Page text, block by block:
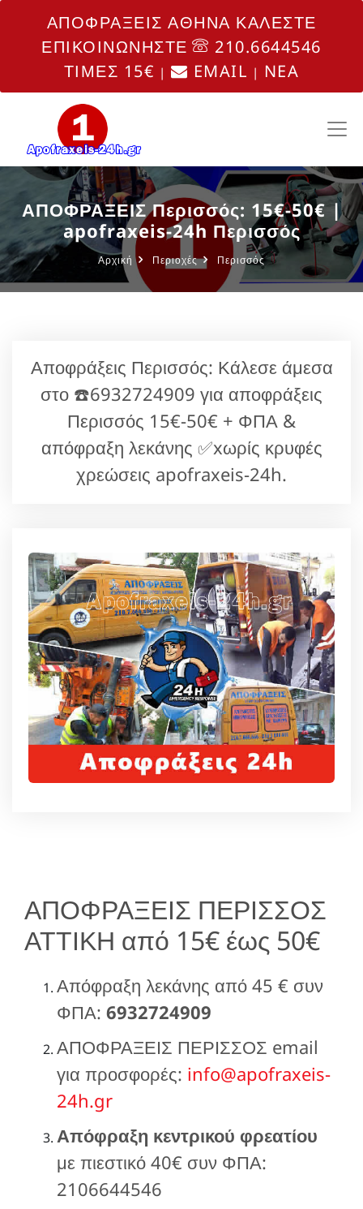
ΑΠΟΦΡΑΞΕΙΣ ΑΘΗΝΑ ΚΑΛΕΣΤΕ
ΕΠΙΚΟΙΝΩΝΗΣΤΕ
210.6644546
ΤΙΜΕΣ 15€ | EMAIL | NEA
ΑΠΟΦΡΑΞΕΙΣ Περισσός: 15€-50€ |
apofraxeis-24h Περισσός
Αρχική Περιοχές Περισσός
Αποφράξεις Περισσός: Κάλεσε άμεσα
στο ☎️6932724909 για αποφράξεις
Περισσός 15€-50€ + ΦΠΑ &
απόφραξη λεκάνης ✅xωρίς κρυφές
χρεώσεις apofraxeis-24h.
ΑΠΟΦΡΑΞΕΙΣ ΠΕΡΙΣΣΟΣ
ΑΤΤΙΚΗ από 15€ έως 50€
Απόφραξη λεκάνης από 45 € συν
ΦΠΑ: 6932724909
ΑΠΟΦΡΑΞΕΙΣ ΠΕΡΙΣΣΟΣ email
για προσφορές: info@apofraxeis-
24h.gr
Απόφραξη κεντρικού φρεατίου
με πιεστικό 40€ συν ΦΠΑ:
2106644546